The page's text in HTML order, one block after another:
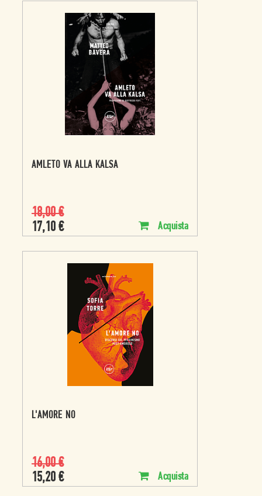
AMLETO VA ALLA KALSA
18,00€
17,10 € Acquista
L'AMORE NO
16,00€
15,20 € Acquista